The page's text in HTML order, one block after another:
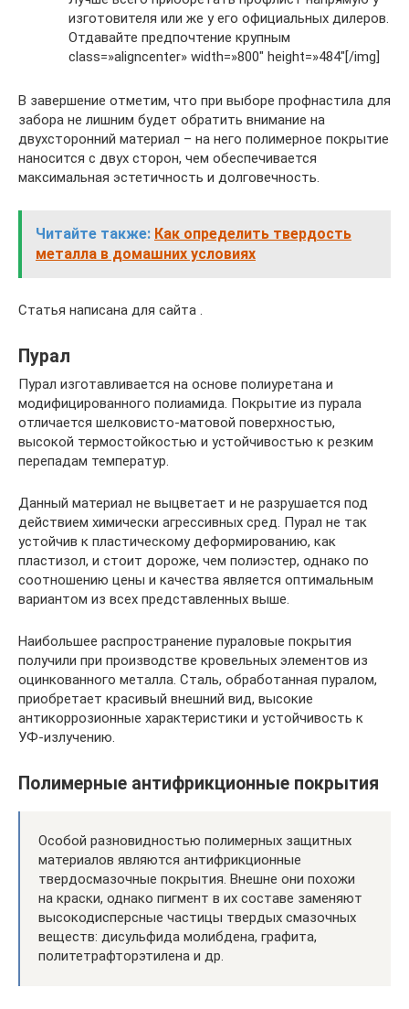
изготовителя или же у его официальных дилеров.
Отдавайте предпочтение крупным
class=»aligncenter» width=»800″ height=»484″[/img]
В завершение отметим, что при выборе профнастила для
забора не лишним будет обратить внимание на
двухсторонний материал – на него полимерное покрытие
наносится с двух сторон, чем обеспечивается
максимальная эстетичность и долговечность.
Читайте также: Как определить твердость
металла в домашних условиях
Статья написана для сайта .
Пурал
Пурал изготавливается на основе полиуретана и
модифицированного полиамида. Покрытие из пурала
отличается шелковисто-матовой поверхностью,
высокой термостойкостью и устойчивостью к резким
перепадам температур.
Данный материал не выцветает и не разрушается под
действием химически агрессивных сред. Пурал не так
устойчив к пластическому деформированию, как
пластизол, и стоит дороже, чем полиэстер, однако по
соотношению цены и качества является оптимальным
вариантом из всех представленных выше.
Наибольшее распространение пураловые покрытия
получили при производстве кровельных элементов из
оцинкованного металла. Сталь, обработанная пуралом,
приобретает красивый внешний вид, высокие
антикоррозионные характеристики и устойчивость к
УФ-излучению.
Полимерные антифрикционные покрытия
Особой разновидностью полимерных защитных
материалов являются антифрикционные
твердосмазочные покрытия. Внешне они похожи
на краски, однако пигмент в их составе заменяют
высокодисперсные частицы твердых смазочных
веществ: дисульфида молибдена, графита,
политетрафторэтилена и др.